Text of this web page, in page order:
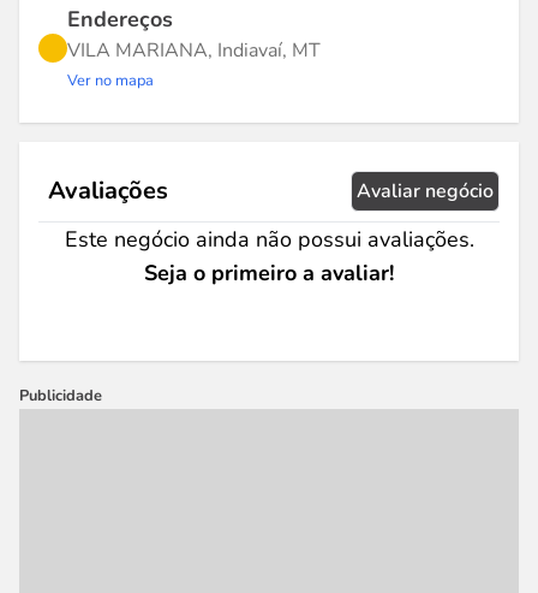
Endereços
VILA MARIANA, Indiavaí, MT
Ver no mapa
Avaliações Avaliar negócio
Este negócio ainda não possui avaliações.
Seja o primeiro a avaliar!
Publicidade